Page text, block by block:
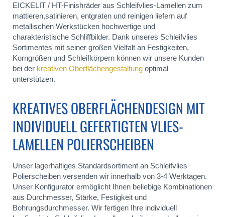
EICKELIT / HT-Finishräder aus Schleifvlies-Lamellen zum
mattieren,satinieren, entgraten und reinigen liefern auf
metallischen Werkstücken hochwertige und
charakteristische Schliffbilder. Dank unseres Schleifvlies
Sortimentes mit seiner großen Vielfalt an Festigkeiten,
Korngrößen und Schleifkörpern können wir unsere Kunden
bei der kreativen Oberflächengestaltung optimal
unterstützen.
KREATIVES OBERFLÄCHENDESIGN MIT
INDIVIDUELL GEFERTIGTEN VLIES-
LAMELLEN POLIERSCHEIBEN
Unser lagerhaltiges Standardsortiment an Schleifvlies
Polierscheiben versenden wir innerhalb von 3-4 Werktagen.
Unser Konfigurator ermöglicht Ihnen beliebige Kombinationen
aus Durchmesser, Stärke, Festigkeit und
Bohrungsdurchmesser. Wir fertigen Ihre individuell